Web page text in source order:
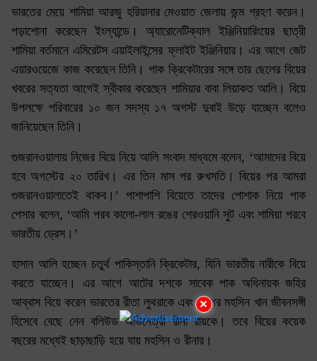
×
ভারতের মেয়ে শামিয়া আরজু হরিয়ানার মেওয়াত জেলায় জন্ম গ্রহণ করেন।
পড়াশোনা করেছেন ইংল্যান্ডে। অ্যারোনেটিক্যাল ইঞ্জিনিয়ারিংয়ের ছাত্রী
শামিয়া বর্তমানে এমিরেটস এয়াইলাইন্সের ফ্লাইট ইঞ্জিনিয়ার। এর আগে জেট
এয়ারওয়েজে কাজ করেছেন তিনি। পাক ক্রিকেটারের সঙ্গে তার ছেলের বিয়ের
খবরের সত্যতা আগেই স্বীকার করেছেন শামিয়ার বাবা লিয়াকত আলি। বিয়ে
উপলক্ষে পরিবারের ১০ জন সদস্য ১৭ অগস্ট দুবাই উড়ে যাচ্ছেন বলেও
জানিয়েছেন তিনি।
গুজরানওয়ালায় নিজের বিয়ে নিয়ে আলি সংবাদ মাধ্যমে বলেন, ‘আমাদের বিয়ে
হবে অগস্টের ২০ তারিখ। এর তিন মাস পর রুখসতি। বিয়ের পর আমরা
গুজরানওয়ালাতেই থাকব।’ পাশাপাশি বিয়েতে তাদের পোশাক নিয়ে পাক
পেসার বলেন, ‘আমি পরব কালো-লাল রঙের শেরওয়ানি সুট এবং শামিয়া পরবে
ভারতীয় ড্রেস।’
হাসান আলি হচ্ছেন চতুর্থ পাকিস্তানি ক্রিকেটার, যিনি ভারতীয় নারীকে বিয়ে
করতে যাচ্ছেন। এর আগে আটের দশকে সাবেক পাক অধিনায়ক জহির
আব্বাস বিয়ে করেন ভারতের রীতা লুথরাকে এবং এরপর মহসিন খান জীবনসঙ্গী
হিসেবে বেছে নেন বলিউড অভিনেত্রী রীনা রায়কে। তবে বিয়ের কয়েক
বছরের মধ্যেই ছাড়াছাড়ি হয়ে যায় মহসিন ও রীনার।